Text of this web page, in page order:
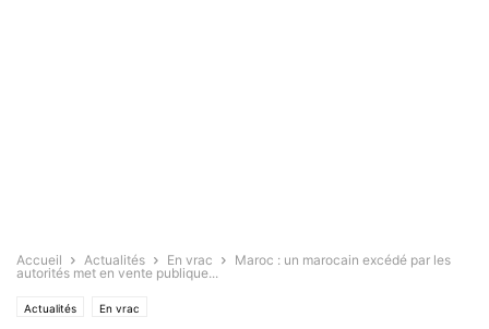
Accueil Actualités En vrac
Maroc : un marocain excédé par les
autorités met en vente publique...
Actualités En vrac